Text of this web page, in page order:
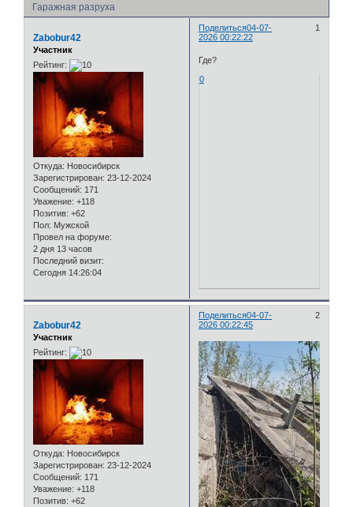
Гаражная разруха
Поделиться 1
04-07-
2026 00:22:22
Zabobur42
Участник
Рейтинг:
Откуда: Новосибирск
Зарегистрирован: 23-12-2024
Сообщений: 171
Уважение: +118
Позитив: +62
Пол: Мужской
Провел на форуме:
2 дня 13 часов
Последний визит:
Сегодня 14:26:04
Где?
0
Поделиться 2
04-07-
2026 00:22:45
Zabobur42
Участник
Рейтинг:
Откуда: Новосибирск
Зарегистрирован: 23-12-2024
Сообщений: 171
Уважение: +118
Позитив: +62